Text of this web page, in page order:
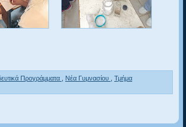
Προγράμματα Νέα Γυμνασίου
Τμήμα